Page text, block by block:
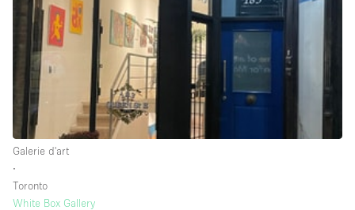
Exposition Véhicules
Licence Alcool
Lumière du Jour
Galerie d'art
∙
Toronto
White Box Gallery